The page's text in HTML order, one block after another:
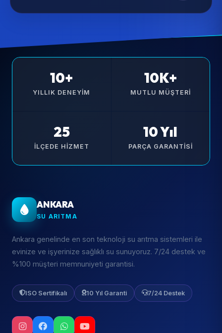
10+
YILLIK DENEYIM
10K+
MUTLU MÜŞTERI
25
İLÇEDE HIZMET
10 Yıl
PARÇA GARANTISI
ANKARA
SU ARITMA
Ankara genelinde en son teknoloji su arıtma sistemleri ile
evinize ve işyerinize sağlıklı su sunuyoruz. 7/24 destek ve
%100 müşteri memnuniyeti garantisi.
ISO Sertifikalı 10 Yıl Garanti 7/24 Destek